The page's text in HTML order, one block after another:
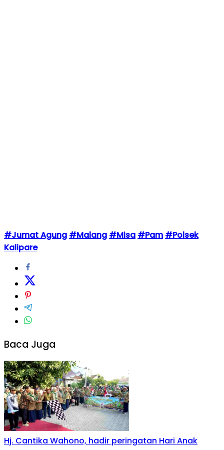
#Jumat Agung #Malang #Misa #Pam #Polsek
Kalipare
Baca Juga
Hj. Cantika Wahono, hadir peringatan Hari Anak